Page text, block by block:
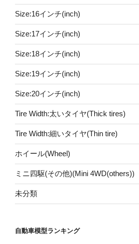
Size:16インチ(inch)
Size:17インチ(inch)
Size:18インチ(inch)
Size:19インチ(inch)
Size:20インチ(inch)
Tire Width:太いタイヤ(Thick tires)
Tire Width:細いタイヤ(Thin tire)
ホイール(Wheel)
ミニ四駆(その他)(Mini 4WD(others))
未分類
自動車模型ランキング